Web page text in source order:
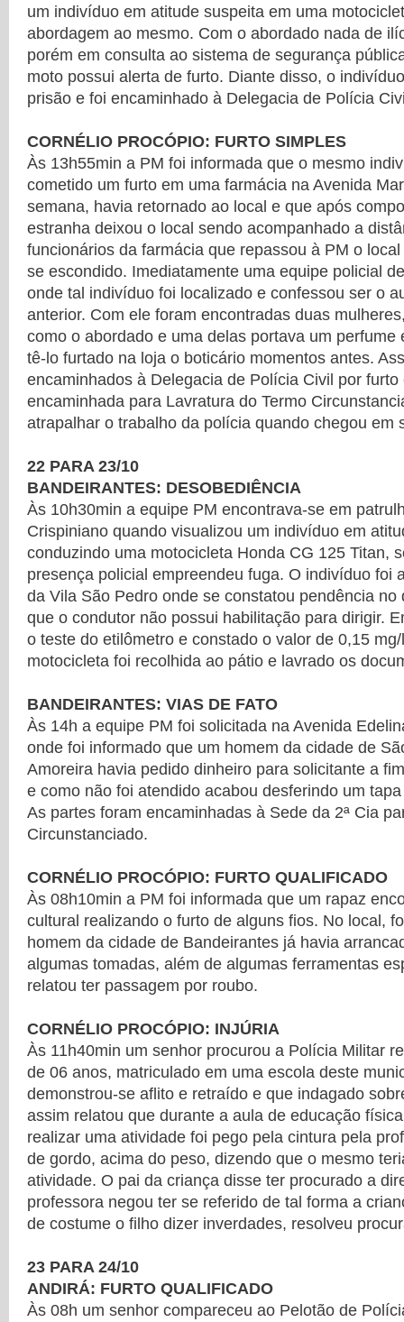
um indivíduo em atitude suspeita em uma
abordagem ao mesmo. Com o abordado nada de
porém em consulta ao sistema de segurança
moto possui alerta de furto. Diante disso, o
prisão e foi encaminhado à Delegacia de Polícia
CORNÉLIO PROCÓPIO: FURTO SIMPLES
Às 13h55min a PM foi informada que o mesmo
cometido um furto em uma farmácia na Avenida
semana, havia retornado ao local e que após
estranha deixou o local sendo acompanhado a
funcionários da farmácia que repassou à PM o
se escondido. Imediatamente uma equipe policial
onde tal indivíduo foi localizado e confessou ser o
anterior. Com ele foram encontradas duas
como o abordado e uma delas portava um perfume
tê-lo furtado na loja o boticário momentos antes.
encaminhados à Delegacia de Polícia Civil por
encaminhada para Lavratura do Termo
atrapalhar o trabalho da polícia quando chegou em
22 PARA 23/10
BANDEIRANTES: DESOBEDIÊNCIA
Às 10h30min a equipe PM encontrava-se em
Crispiniano quando visualizou um indivíduo em
conduzindo uma motocicleta Honda CG 125 Titan,
presença policial empreendeu fuga. O indivíduo foi
da Vila São Pedro onde se constatou pendência no
que o condutor não possui habilitação para dirigir.
o teste do etilômetro e constado o valor de 0,15
motocicleta foi recolhida ao pátio e lavrado os
BANDEIRANTES: VIAS DE FATO
Às 14h a equipe PM foi solicitada na Avenida
onde foi informado que um homem da cidade de
Amoreira havia pedido dinheiro para solicitante a
e como não foi atendido acabou desferindo um
As partes foram encaminhadas à Sede da 2ª Cia
Circunstanciado.
CORNÉLIO PROCÓPIO: FURTO QUALIFICADO
Às 08h10min a PM foi informada que um rapaz
cultural realizando o furto de alguns fios. No local,
homem da cidade de Bandeirantes já havia
algumas tomadas, além de algumas ferramentas
relatou ter passagem por roubo.
CORNÉLIO PROCÓPIO: INJÚRIA
Às 11h40min um senhor procurou a Polícia Militar
de 06 anos, matriculado em uma escola deste
demonstrou-se aflito e retraído e que indagado
assim relatou que durante a aula de educação
realizar uma atividade foi pego pela cintura pela
de gordo, acima do peso, dizendo que o mesmo
atividade. O pai da criança disse ter procurado a
professora negou ter se referido de tal forma a
de costume o filho dizer inverdades, resolveu
23 PARA 24/10
ANDIRÁ: FURTO QUALIFICADO
Às 08h um senhor compareceu ao Pelotão de